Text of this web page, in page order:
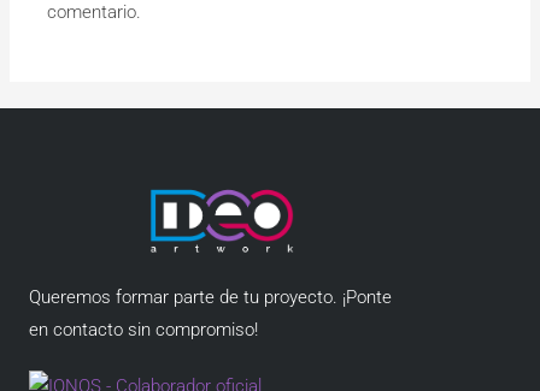
comentario.
Queremos formar parte de tu proyecto. ¡Ponte
en contacto sin compromiso!